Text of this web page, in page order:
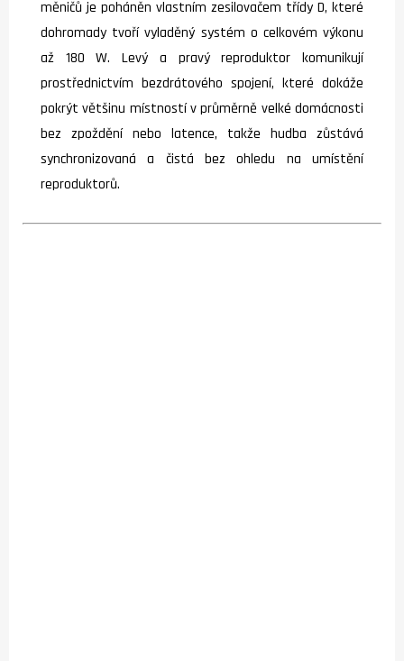
měničů je poháněn vlastním zesilovačem třídy D, které
dohromady tvoří vyladěný systém o celkovém výkonu
až 180 W. Levý a pravý reproduktor komunikují
prostřednictvím bezdrátového spojení, které dokáže
pokrýt většinu místností v průměrně velké domácnosti
bez zpoždění nebo latence, takže hudba zůstává
synchronizovaná a čistá bez ohledu na umístění
reproduktorů.